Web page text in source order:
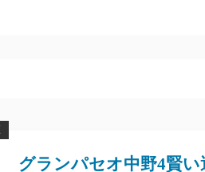
グランパセオ中野4賢い